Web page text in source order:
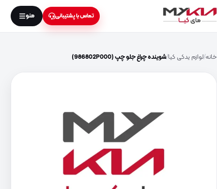
تماس با پشتیبانی منو
خانه لوازم یدکی کیا شوینده چراغ جلو چپ (986802P000)